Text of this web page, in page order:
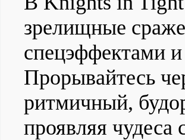
зрелищные
спецэффектами
Прорывайтесь
ритмичный,
проявляя чудеса